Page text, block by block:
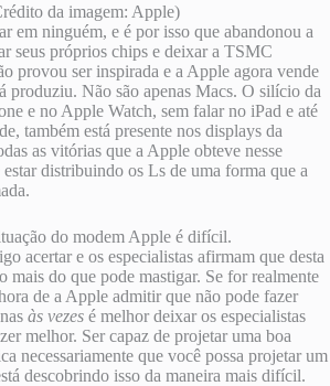
da imagem: Apple)
em ninguém, e é por isso que abandonou a
seus próprios chips e deixar a TSMC
provou ser inspirada e a Apple agora vende
produziu. Não são apenas Macs. O silício da
e no Apple Watch, sem falar no iPad e até
também está presente nos displays da
as vitórias que a Apple obteve nesse
distribuindo os Ls de uma forma que a
do modem Apple é difícil.
acertar e os especialistas afirmam que desta
mais do que pode mastigar. Se for realmente
de a Apple admitir que não pode fazer
às vezes é melhor deixar os especialistas
melhor. Ser capaz de projetar uma boa
necessariamente que você possa projetar um
descobrindo isso da maneira mais difícil.